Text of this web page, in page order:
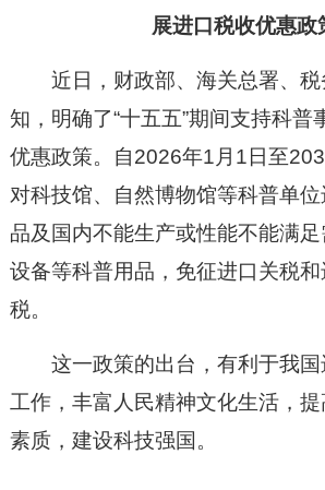
展进口税收优惠政
近日，财政部、海关总署、税
知，明确了“十五五”期间支持科普
优惠政策。自2026年1月1日至
对科技馆、自然博物馆等科普单
品及国内不能生产或性能不能满
设备等科普用品，免征进口关税
税。
这一政策的出台，有利于我国
工作，丰富人民精神文化生活，
素质，建设科技强国。